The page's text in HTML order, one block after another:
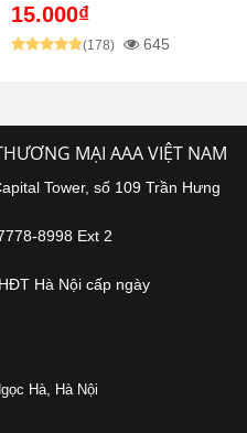
15.000₫
(178) 645
MẠI AAA VIỆT NAM
Tower, số 109 Trần Hưng
8998 Ext 2
Hà Nội cấp ngày
Hà, Hà Nội